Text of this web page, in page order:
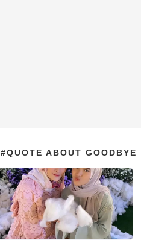
#QUOTE ABOUT GOODBYE